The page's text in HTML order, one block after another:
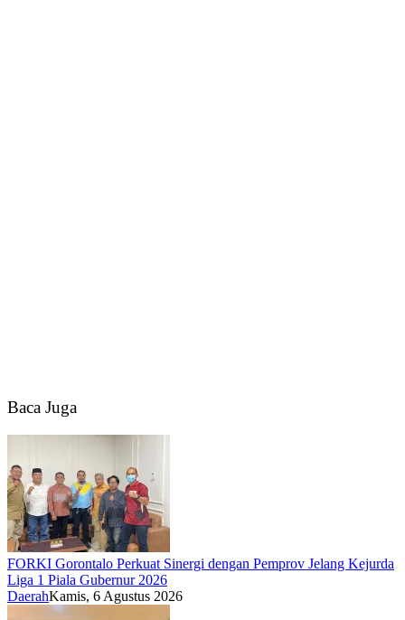
Baca Juga
FORKI Gorontalo Perkuat Sinergi dengan Pemprov Jelang Kejurda
Liga 1 Piala Gubernur 2026
DaerahKamis, 6 Agustus 2026